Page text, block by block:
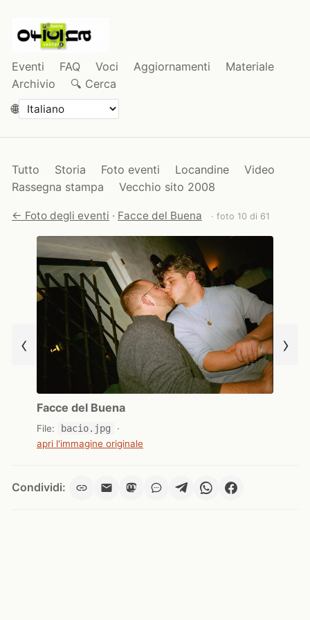
Eventi FAQ Voci Aggiornamenti
Materiale
Archivio
🔍 Cerca
🌐
Tutto Storia Foto eventi Locandine
Video
Rassegna stampa
Vecchio sito 2008
← Foto degli eventi · Facce del Buena · foto 10 di 61
‹
Facce del Buena
File: bacio.jpg
·
apri l'immagine originale
›
Condividi: